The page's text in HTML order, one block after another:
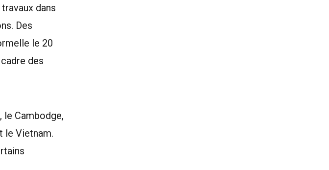
dans
Des
le 20
des
le Cambodge,
le Vietnam.